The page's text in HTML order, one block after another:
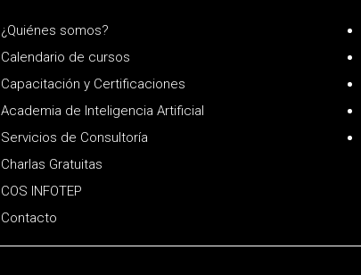
¿Quiénes somos?
Calendario de cursos
Capacitación y Certificaciones
Academia de Inteligencia Artificial
Servicios de Consultoría
Charlas Gratuitas
COS INFOTEP
Contacto